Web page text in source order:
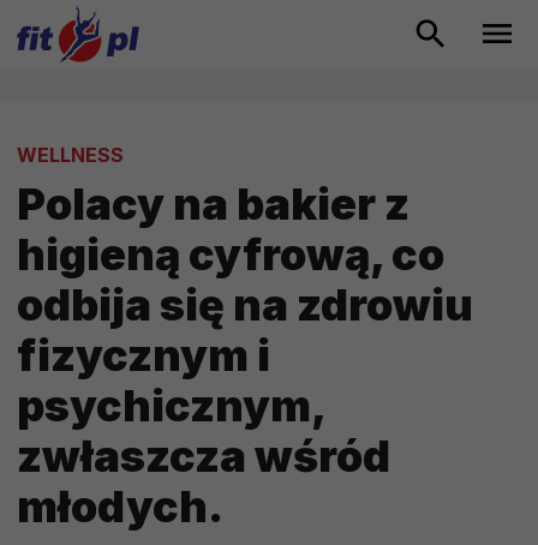
WELLNESS
Polacy na bakier z
higieną cyfrową, co
odbija się na zdrowiu
fizycznym i
psychicznym,
zwłaszcza wśród
młodych.